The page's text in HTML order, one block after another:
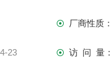
厂商性质：
23 访 问 量：